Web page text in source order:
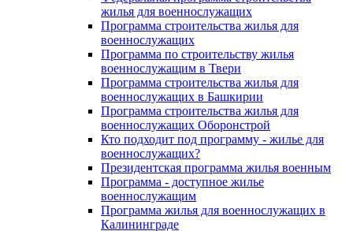
жилья для военнослужащих
Программа строительства жилья для
военнослужащих
Программа по строительству жилья
военнослужащим в Твери
Программа строительства жилья для
военнослужащих в Башкирии
Программа строительства жилья для
военнослужащих Оборонстрой
Кто подходит под программу - жилье для
военнослужащих?
Президентская программа жилья военным
Программа - доступное жилье
военнослужащим
Программа жилья для военнослужащих в
Калининграде